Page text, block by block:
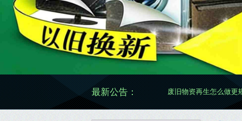
最新公告：废旧物资再生怎么做更规范有效